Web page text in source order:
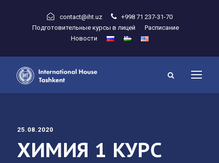
contact@iht.uz
+998 71 237-31-70
Подготовительные курсы в лицей
Расписание
Новости
25.08.2020
ХИМИЯ 1 КУРС